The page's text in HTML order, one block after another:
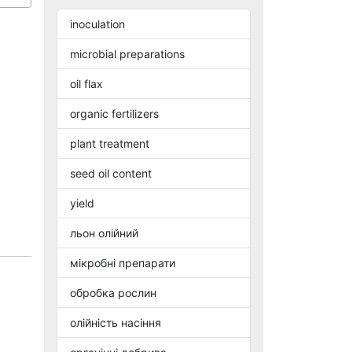
inoculation
microbial preparations
oil flax
organic fertilizers
plant treatment
seed oil content
yield
льон олійний
мікробні препарати
обробка рослин
олійність насіння